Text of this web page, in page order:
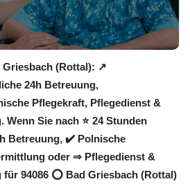
Griesbach (Rottal): ↗️
24h Betreuung,
Pflegekraft, Pflegedienst &
Sie nach ⭐ 24 Stunden
Betreuung, ✔️ Polnische
oder ⇒ Pflegedienst &
94086 ⭕ Bad Griesbach (Rottal)